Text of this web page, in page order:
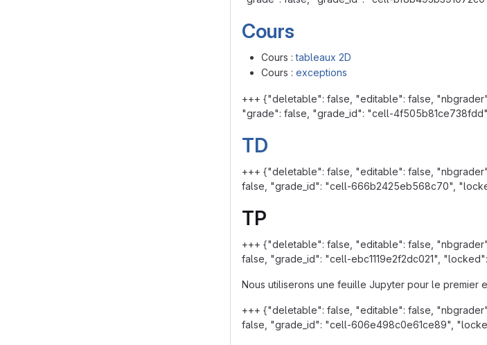
Cours
Cours :tableaux 2D
Cours : exceptions
+++ {"deletable": false, "editable": false,
"grade": false, "grade_id": "cell-
TD
+++ {"deletable": false, "editable": false,
false, "grade_id": "cell-666b2425eb568c70",
TP
+++ {"deletable": false, "editable": false,
false, "grade_id": "cell-ebc1119e2f2dc021",
Nous utiliserons une feuille Jupyter pour le premier
+++ {"deletable": false, "editable": false,
false, "grade_id": "cell-606e498c0e61ce89",